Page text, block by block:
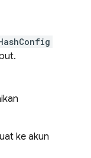
ke akun